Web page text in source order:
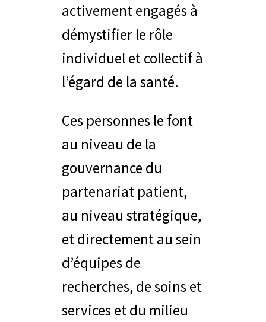
activement engagés à
démystifier le rôle
individuel et collectif à
l’égard de la santé.
Ces personnes le font
au niveau de la
gouvernance du
partenariat patient,
au niveau stratégique,
et directement au sein
d’équipes de
recherches, de soins et
services et du milieu